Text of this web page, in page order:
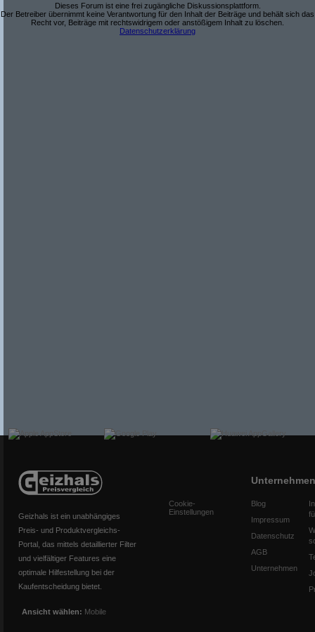
Dieses Forum ist eine frei zugängliche Diskussionsplattform.
Der Betreiber übernimmt keine Verantwortung für den Inhalt der Beiträge und behält sich das
Recht vor, Beiträge mit rechtswidrigem oder anstößigem Inhalt zu löschen.
Datenschutzerklärung
Geizhals ist ein unabhängiges
Preis- und Produktvergleichs-
Portal, das mittels detaillierter Filter
und vielfältiger Features eine
optimale Hilfestellung bei der
Kaufentscheidung bietet.
Ansicht wählen: Mobile
Cookie-
Einstellungen
Unternehmen
Blog
Impressum
Datenschutz
AGB
Unternehmen